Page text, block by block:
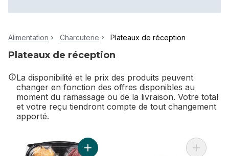
Alimentation Charcuterie Plateaux de réception
Plateaux de réception
La disponibilité et le prix des produits peuvent
changer en fonction des offres disponibles au
moment du ramassage ou de la livraison. Votre total
et votre reçu tiendront compte de tout changement
apporté.
Ajouter Plateau de charcuteries avec
Ajouter